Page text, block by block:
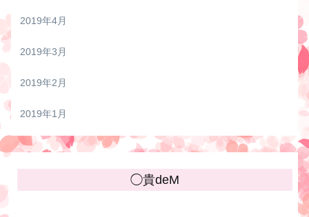
2019年4月
2019年3月
2019年2月
2019年1月
◯貴deM